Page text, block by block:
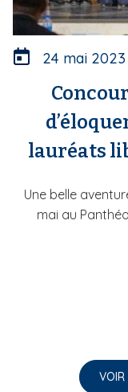
24 mai 2023
lauréats
Une belle
mai au
VOIR